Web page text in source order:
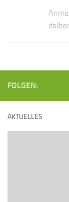
FOLGEN:
AKTUELLES